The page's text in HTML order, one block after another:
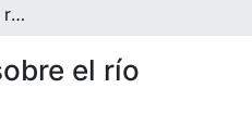
Puente central sobre el río Bugalagrande
el río